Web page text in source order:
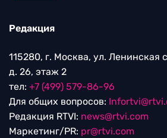
Редакция
115280, г. Москва, ул. Ленинская
д. 26, этаж 2
тел: +7 (499) 579-86-96
Для общих вопросов:
Редакция RTVI: news@rtvi.com
Маркетинг/PR: pr@rtvi.com